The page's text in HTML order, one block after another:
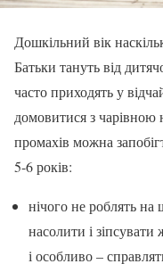
Дошкільний вік
Батьки тануть від
часто приходять у
домовитися з чарівною
промахів можна
5-6 років:
нічого не роблять
насолити і
і особливо –